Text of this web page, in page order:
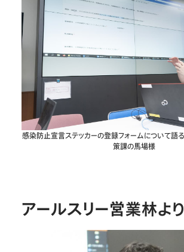
感染防止宣言ステッカーの登録フォームについて語
策課の馬場様
アールスリー営業林より